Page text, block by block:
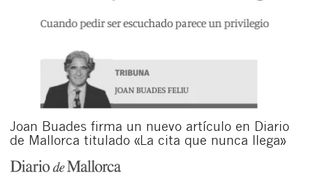
Joan Buades firma un nuevo artículo en Diario
de Mallorca titulado «La cita que nunca llega»